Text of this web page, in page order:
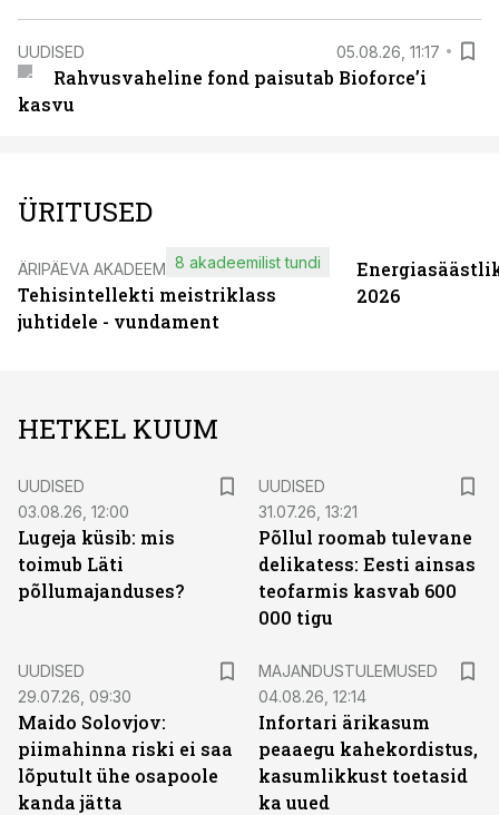
UUDISED 05.08.26, 11:17
Rahvusvaheline fond paisutab Bioforce’i
kasvu
ÜRITUSED
ÄRIPÄEVA AKADEEMIA
Tehisintellekti meistriklass
juhtidele - vundament
8 akadeemilist tundi
2026
HETKEL KUUM
UUDISED
03.08.26, 12:00
Lugeja küsib: mis
toimub Läti
põllumajanduses?
UUDISED
31.07.26, 13:21
Põllul roomab tulevane
delikatess: Eesti ainsas
teofarmis kasvab 600
000 tigu
UUDISED
29.07.26, 09:30
Maido Solovjov:
piimahinna riski ei saa
lõputult ühe osapoole
kanda jätta
MAJANDUSTULEMUSED
04.08.26, 12:14
Infortari ärikasum
peaaegu kahekordistus,
kasumlikkust toetasid
ka uued